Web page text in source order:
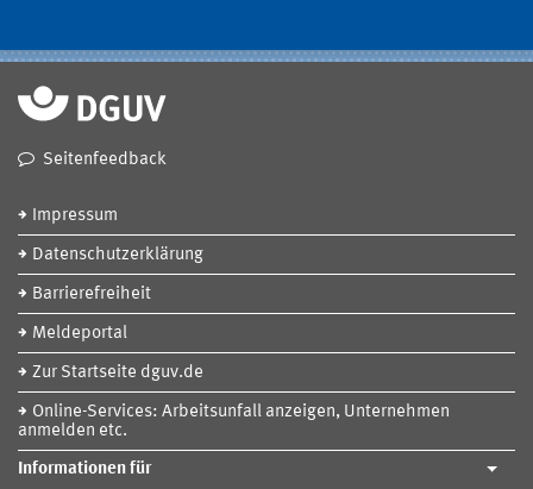
Seitenfeedback
Impressum
Datenschutzerklärung
Barrierefreiheit
Meldeportal
Zur Startseite dguv.de
Online-Services: Arbeitsunfall anzeigen, Unternehmen
anmelden etc.
Informationen für